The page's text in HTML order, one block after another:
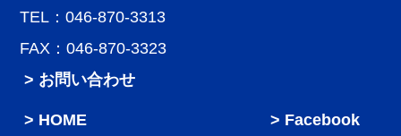
TEL：046-870-3313
FAX：046-870-3323
> お問い合わせ
HOME
Facebook